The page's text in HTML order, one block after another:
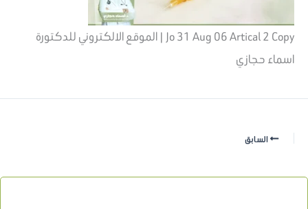
Jo 31 Aug 06 Artical 2 Copy | الموقع الالكتروني للدكتورة
اسماء حجازي
السابق